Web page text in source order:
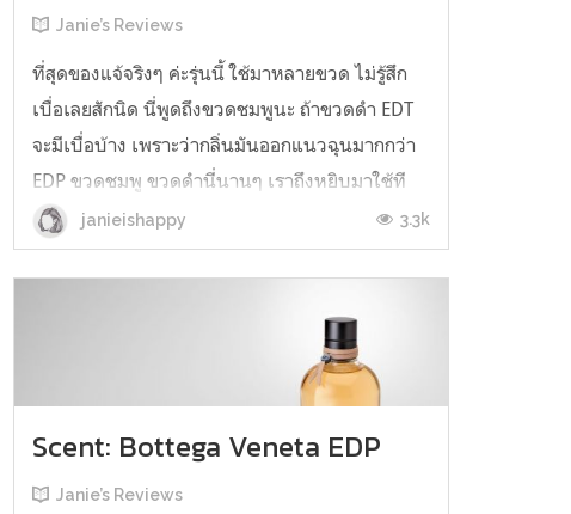
Janie’s Reviews
ที่สุดของแจ้จริงๆ ค่ะรุ่นนี้ ใช้มาหลายขวด ไม่รู้สึก
เบื่อเลยสักนิด นี่พูดถึงขวดชมพูนะ ถ้าขวดดำ EDT
จะมีเบื่อบ้าง เพราะว่ากลิ่นมันออกแนวฉุนมากกว่า
EDP ขวดชมพู ขวดดำนี่นานๆ เราถึงหยิบมาใช้ที
ไม่หยิบบ่อยเท่าชมพู แถมความทนของ EDP นี่คือ
กลิ่นติดทนข้ามคืนข้ามวัน อาบน้ำกลิ่นก็ยังไม่หมด
janieishappy 3.3k
Scent: Bottega Veneta EDP
Janie’s Reviews